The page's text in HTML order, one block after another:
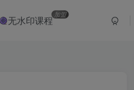
无水印课程 加盟